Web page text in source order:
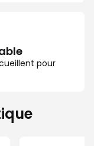
pour